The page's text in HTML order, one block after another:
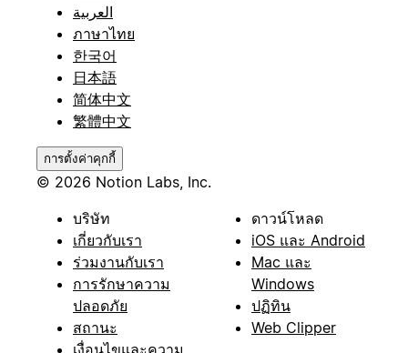
العربية
ภาษาไทย
한국어
日本語
简体中文
繁體中文
การตั้งค่าคุกกี้
© 2026 Notion Labs, Inc.
บริษัท
เกี่ยวกับเรา
ร่วมงานกับเรา
การรักษาความ
ปลอดภัย
สถานะ
เงื่อนไขและความ
ดาวน์โหลด
iOS และ Android
Mac และ
Windows
ปฏิทิน
Web Clipper